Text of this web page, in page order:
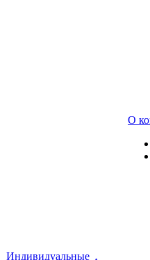
Индивидуальные
О